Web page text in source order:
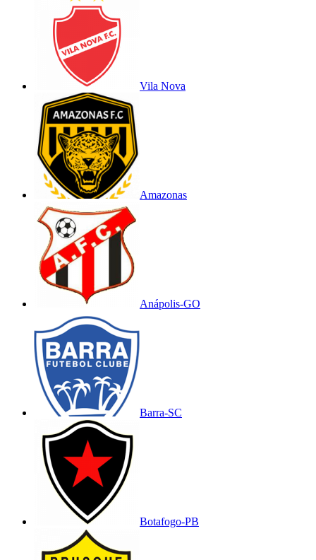
Vila Nova
Amazonas
Anápolis-GO
Barra-SC
Botafogo-PB